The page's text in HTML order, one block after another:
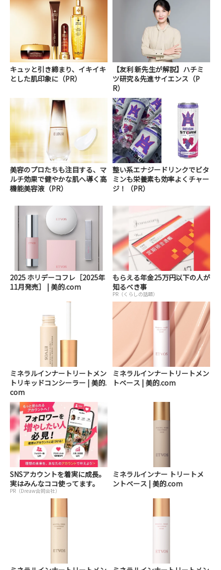
キュッと引き締まり、イキイキ
とした肌印象に（PR）
【友利 新先生が解説】ハチミ
ツ研究＆先進サイエンス（P
R）
美容のプロたちも注目する、マ
ルチ効果で健やかな肌へ導く高
機能美容液（PR）
整い系エナジードリンクでビタ
ミンも栄養素も効率よくチャー
ジ！（PR）
2025 ホリデーコフレ［2025年
11月発売］ | 美的.com
もらえる年金25万円以下の人が
知るべき事
PR（くらしの話題）
ミネラルインナートリートメン
トリキッドコンシーラー | 美的.
com
ミネラルインナートリートメン
トベース | 美的.com
SNSアカウントを着実に成長。
実はみんなココ使ってます。
PR（Dreaw合同会社）
ミネラルインナー トリートメ
ントベース | 美的.com